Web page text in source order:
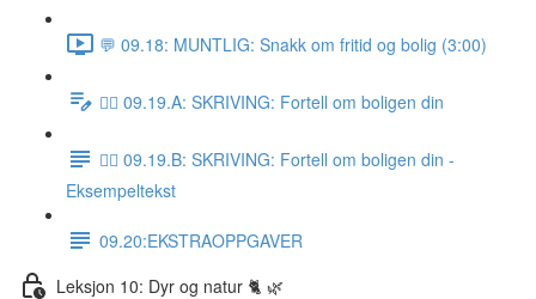
💬 09.18: MUNTLIG: Snakk om fritid og bolig (3:00)
✍🏼 09.19.A: SKRIVING: Fortell om boligen din
✍🏼 09.19.B: SKRIVING: Fortell om boligen din -
Eksempeltekst
09.20:EKSTRAOPPGAVER
Leksjon 10: Dyr og natur 🐈 🌿